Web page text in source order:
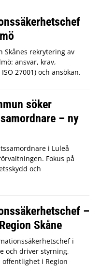
Skånes rekrytering av
ansvar, krav,
27001) och ansökan.
söker
– ny
i Luleå
Fokus på
och
–
Skåne
i
och driver styrning,
i Region